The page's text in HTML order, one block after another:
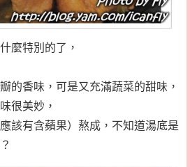
麼特別的了，
的香味，可是又充滿蔬菜的甜味，
很美妙，
該有含蘋果）熬成，不知道湯底是